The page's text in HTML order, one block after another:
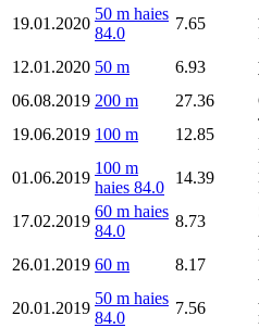
19.01.2020
50 m haies
84.0
7.65
12.01.2020 50 m 6.93
06.08.2019 200 m 27.36
19.06.2019 100 m 12.85
01.06.2019
100 m
haies 84.0
14.39
17.02.2019
60 m haies
84.0
8.73
26.01.2019 60 m 8.17
20.01.2019
50 m haies
84.0
7.56